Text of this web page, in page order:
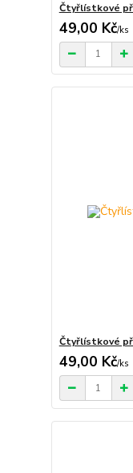
Čtyřlístkové
49,00 Kč/ks
Čtyřlístkové
49,00 Kč/ks